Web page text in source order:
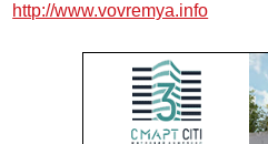
http://www.vovremya.info